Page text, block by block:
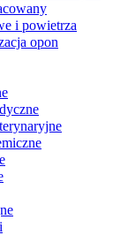
i powietrza
opon